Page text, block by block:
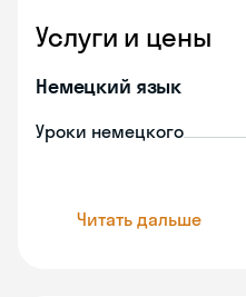
Услуги и цены
Немецкий язык
Уроки немецкого
Читать дальше